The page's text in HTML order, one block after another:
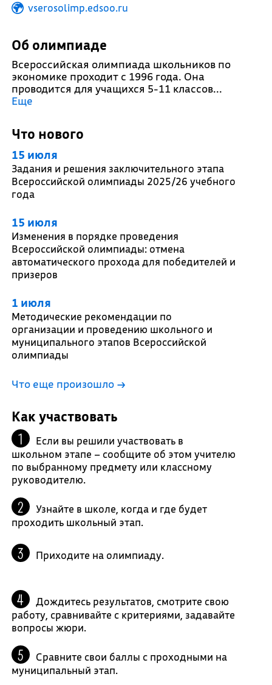
vserosolimp.edsoo.ru
Об олимпиаде
Всероссийская олимпиада школьников по
экономике проходит с 1996 года. Она
проводится для учащихся 5-11 классов...
Еще
Что нового
15 июля
Задания и решения заключительного этапа
Всероссийской олимпиады 2025/26 учебного
года
15 июля
Изменения в порядке проведения
Всероссийской олимпиады: отмена
автоматического прохода для победителей и
призеров
1 июля
Методические рекомендации по
организации и проведению школьного и
муниципального этапов Всероссийской
олимпиады
Что еще произошло →
Как участвовать
Если вы решили участвовать в
школьном этапе – сообщите об этом учителю
по выбранному предмету или классному
руководителю.
Узнайте в школе, когда и где будет
проходить школьный этап.
Приходите на олимпиаду.
Дождитесь результатов, смотрите свою
работу, сравнивайте с критериями, задавайте
вопросы жюри.
Сравните свои баллы с проходными на
муниципальный этап.